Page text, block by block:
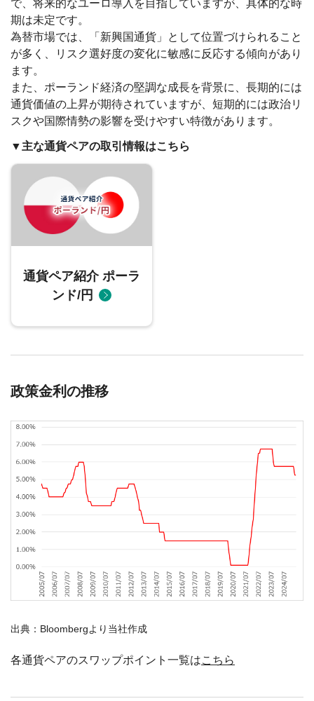
で、将来的なユーロ導入を目指していますが、具体的な時
期は未定です。
為替市場では、「新興国通貨」として位置づけられること
が多く、リスク選好度の変化に敏感に反応する傾向があり
ます。
また、ポーランド経済の堅調な成長を背景に、長期的には
通貨価値の上昇が期待されていますが、短期的には政治リ
スクや国際情勢の影響を受けやすい特徴があります。
▼主な通貨ペアの取引情報はこちら
通貨ペア紹介 ポーラ
ンド/円
政策金利の推移
出典：Bloombergより当社作成
各通貨ペアのスワップポイント一覧はこちら